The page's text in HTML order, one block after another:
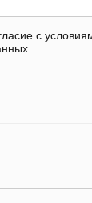
с